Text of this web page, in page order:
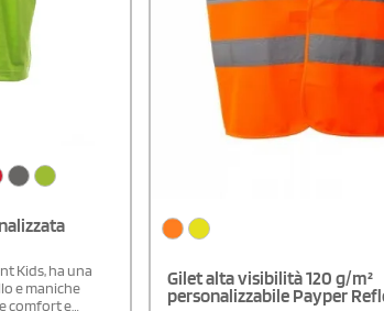
Kids, ha una
e maniche
comfort e
Gilet alta visibilità 120 g/m²
personalizzabile Payper